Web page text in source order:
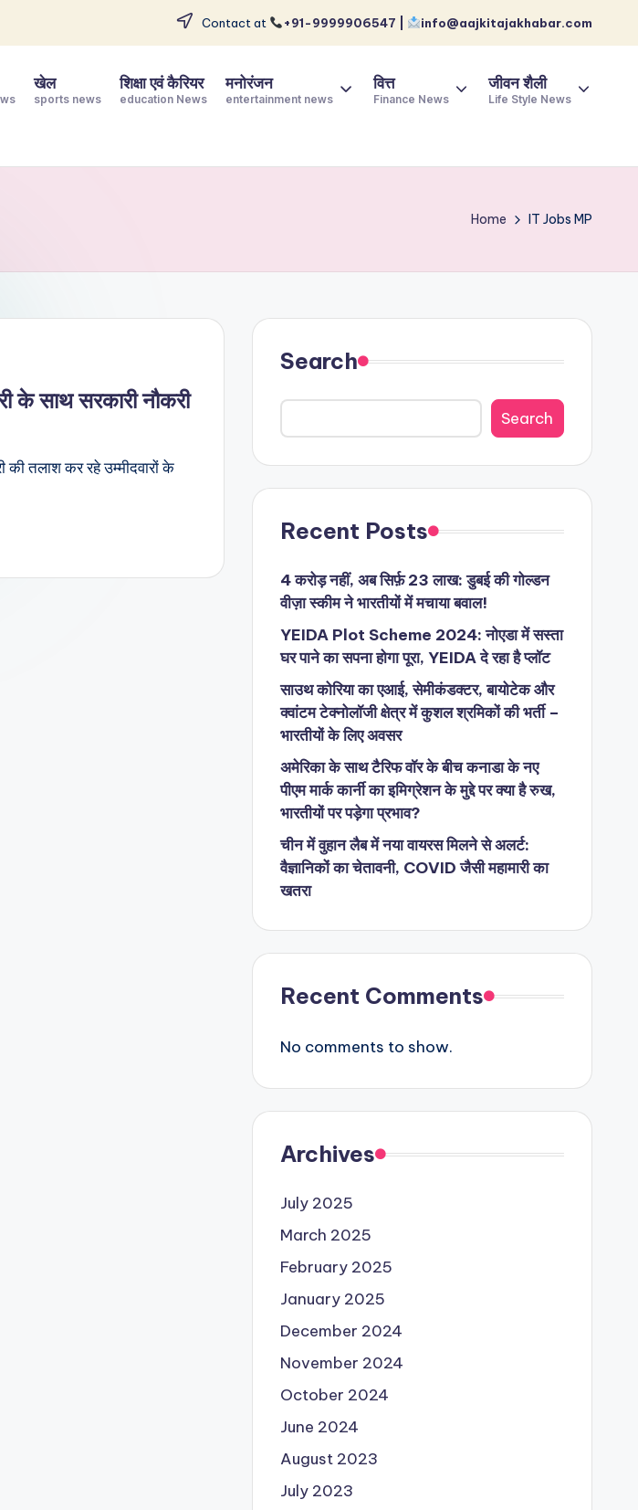
Contact at +91-9999906547 | info@aajkitajakhabar.com
खेल
sports news
शिक्षा एवं कैरियर
education News
मनोरंजन
entertainment news
वित्त
Finance News
जीवन शैली
Life Style News
Home IT Jobs MP
सरकारी नौकरी
तलाश कर रहे उम्मीदवारों के
Search
Search
Recent Posts
4 करोड़ नहीं, अब सिर्फ़ 23 लाख: डुबई की गोल्डन
वीज़ा स्कीम ने भारतीयों में मचाया बवाल!
YEIDA Plot Scheme 2024: नोएडा में सस्ता
घर पाने का सपना होगा पूरा, YEIDA दे रहा है प्लॉट
साउथ कोरिया का एआई, सेमीकंडक्टर, बायोटेक और
क्वांटम टेक्नोलॉजी क्षेत्र में कुशल श्रमिकों की भर्ती –
भारतीयों के लिए अवसर
अमेरिका के साथ टैरिफ वॉर के बीच कनाडा के नए
पीएम मार्क कार्नी का इमिग्रेशन के मुद्दे पर क्या है रुख,
भारतीयों पर पड़ेगा प्रभाव?
चीन में वुहान लैब में नया वायरस मिलने से अलर्ट:
वैज्ञानिकों का चेतावनी, COVID जैसी महामारी का
खतरा
Recent Comments
No comments to show.
Archives
July 2025
March 2025
February 2025
January 2025
December 2024
November 2024
October 2024
June 2024
August 2023
July 2023